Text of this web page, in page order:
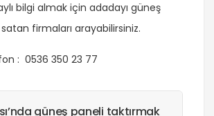
bilgi almak için adadayı güneş
firmaları arayabilirsiniz.
: 0536 350 23 77
güneş paneli taktırmak